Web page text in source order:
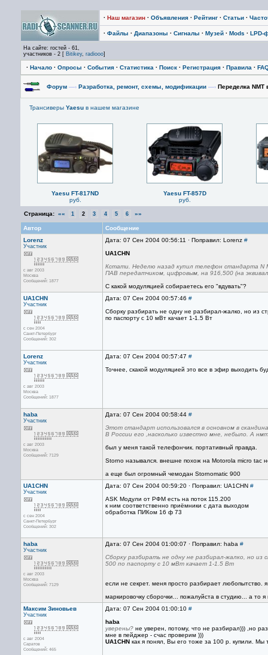
· Наш магазин · Объявления · Рейтинг · Статьи ·
· Файлы · Диапазоны · Сигналы · Музей · Mods · LPD-
На сайте: гостей - 61,
участников - 2 [ Bitikey, radiooo]
· Начало · Опросы · События · Статистика · Поиск · Регистрация · Правила ·
Форум —› Разработка, ремонт, схемы, модификации —› Переделка NMT
Трансиверы Yaesu в нашем магазине
Yaesu FT-817ND
руб.
Yaesu FT-857D
руб.
Страница: «« 1 2 3 4 5 6 »»
Автор
Сообщение
Lorenz
Участник
с авг 2003
Москва
Сообщений: 1877
Дата: 07 Сен 2004 00:56:11 · Поправил: Lorenz #
UA1CHN
Кстати. Неделю назад купил телефон стандарта N
ПАВ передатчиком, цифровым, на 916,500 (на
С какой модуляцией собираетесь его "вдувать"?
UA1CHN
Участник
с сен 2004
Санкт-Петербург
Сообщений: 302
Дата: 07 Сен 2004 00:57:46 #
Сборку разбирать не одну не разбирал-жалко, но из
по паспорту с 10 мВт качает 1-1.5 Вт
Lorenz
Участник
с авг 2003
Москва
Сообщений: 1877
Дата: 07 Сен 2004 00:57:47 #
Точнее, скакой модуляцией это все в эфир выходить
haba
Участник
с авг 2003
Москва
Сообщений: 7129
Дата: 07 Сен 2004 00:58:44 #
Этот стандарт использовался в основном в
В России его ,насколько известно мне, небыло. А
был у меня такой телефончик. портативный правда.
Storno назывался. внешне похож на Motorola micro tac
а еще был огромный чемодан Stornomatic 900
UA1CHN
Участник
с сен 2004
Санкт-Петербург
Сообщений: 302
Дата: 07 Сен 2004 00:59:20 · Поправил: UA1CHN #
ASK Модули от РФМ есть на поток 115.200
к ним соответственно приёмники с дата выходом
обработка ПИКом 16 ф 73
haba
Участник
с авг 2003
Москва
Сообщений: 7129
Дата: 07 Сен 2004 01:00:07 · Поправил: haba #
Сборку разбирать не одну не разбирал-жалко, но
500 по паспорту с 10 мВт качает 1-1.5 Вт
если не секрет. меня просто разбирает
маркировочку сборочки... пожалуйста в студию... а то я
Максим Зиновьев
Участник
с авг 2004
Саратов
Сообщений: 465
Дата: 07 Сен 2004 01:00:10 #
haba
уверены? не уверен, потому, что не разбирал))) ,но
мне в пейджер - счас проверим )))
UA1CHN как я понял, Вы его тоже за 100 р. купили.